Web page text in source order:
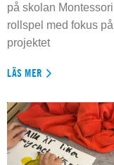
på skolan
rollspel med fokus
projektet
LÄS MER